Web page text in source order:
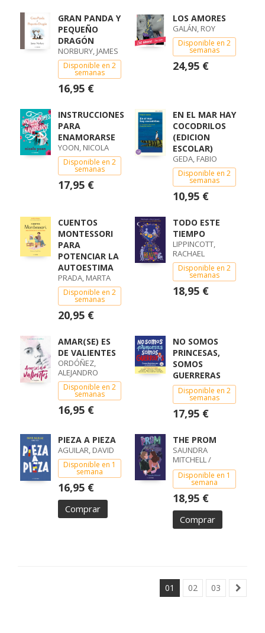
GRAN PANDA Y
PEQUEÑO
DRAGÓN
NORBURY, JAMES
Disponible en 2
semanas
16,95 €
LOS AMORES
GALÁN, ROY
Disponible en 2
semanas
24,95 €
INSTRUCCIONES
PARA
ENAMORARSE
YOON, NICOLA
Disponible en 2
semanas
17,95 €
EN EL MAR HAY
COCODRILOS
(EDICION
ESCOLAR)
GEDA, FABIO
Disponible en 2
semanas
10,95 €
CUENTOS
MONTESSORI
PARA
POTENCIAR LA
AUTOESTIMA
PRADA, MARTA
Disponible en 2
semanas
20,95 €
TODO ESTE
TIEMPO
LIPPINCOTT,
RACHAEL
Disponible en 2
semanas
18,95 €
AMAR(SE) ES
DE VALIENTES
ORDÓÑEZ,
ALEJANDRO
Disponible en 2
semanas
16,95 €
NO SOMOS
PRINCESAS,
SOMOS
GUERRERAS
Disponible en 2
semanas
17,95 €
PIEZA A PIEZA
AGUILAR, DAVID
Disponible en 1
semana
16,95 €
Comprar
THE PROM
SAUNDRA
MITCHELL /
MATTHEW SKLAR
/ CHAD BEGUELIN
/
Disponible en 1
semana
18,95 €
Comprar
01 02 03